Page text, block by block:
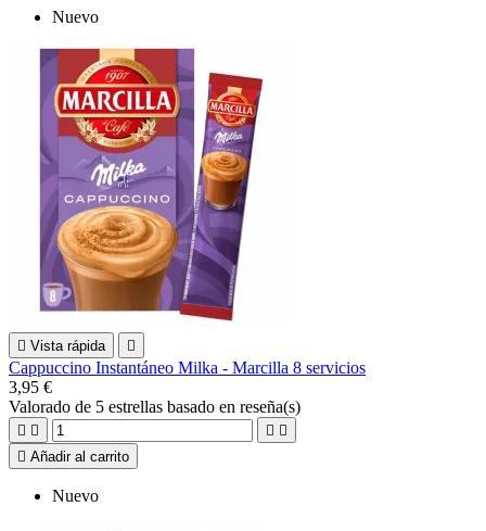
Nuevo
 Vista rápida 
Cappuccino Instantáneo Milka - Marcilla 8 servicios
3,95 €
Valorado de 5 estrellas basado en reseña(s)
   
 Añadir al carrito
Nuevo